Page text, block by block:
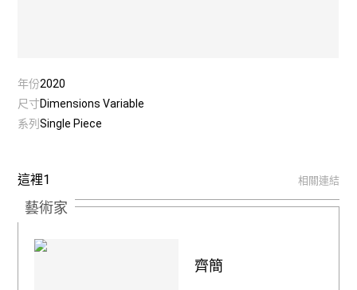
年份2020
尺寸Dimensions Variable
系列Single Piece
這裡1 相關連結
藝術家
齊簡